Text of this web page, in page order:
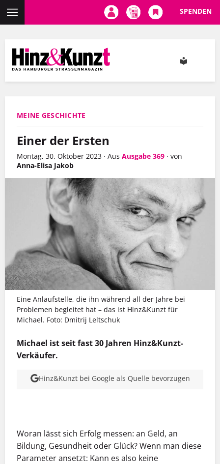
Inhalt
SPENDEN
MEINE GESCHICHTE
Einer der Ersten
Montag, 30. Oktober 2023 · Aus Ausgabe 369 · von
Anna-Elisa Jakob
Eine Anlaufstelle, die ihn während all der Jahre bei
Problemen begleitet hat – das ist Hinz&Kunzt für
Michael. Foto: Dmitrij Leltschuk
Michael ist seit fast 30 Jahren Hinz&Kunzt-
Verkäufer.
Hinz&Kunzt bei Google als Quelle bevorzugen
Woran lässt sich Erfolg messen: an Geld, an
Bildung, Gesundheit oder Glück? Wenn man diese
Parameter ansetzt: Kann es also keine